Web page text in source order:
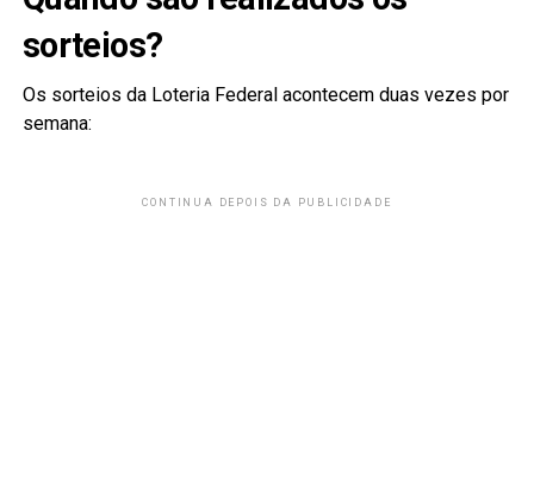
sorteios?
Os sorteios da Loteria Federal acontecem duas vezes por
semana:
CONTINUA DEPOIS DA PUBLICIDADE